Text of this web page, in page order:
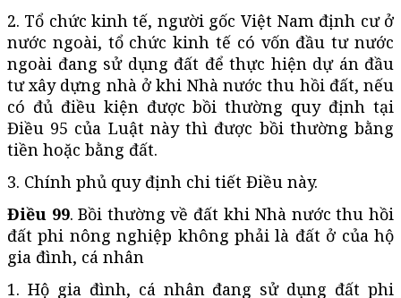
2. Tổ chức kinh tế, người gốc Việt Nam định cư ở
nước ngoài, tổ chức kinh tế có vốn đầu tư nước
ngoài đang sử dụng đất để thực hiện dự án đầu
tư xây dựng nhà ở khi Nhà nước thu hồi đất, nếu
có đủ điều kiện được bồi thường quy định tại
Điều 95 của Luật này thì được bồi thường bằng
tiền hoặc bằng đất.
3. Chính phủ quy định chi tiết Điều này.
Điều 99. Bồi thường về đất khi Nhà nước thu hồi
đất phi nông nghiệp không phải là đất ở của hộ
gia đình, cá nhân
1. Hộ gia đình, cá nhân đang sử dụng đất phi